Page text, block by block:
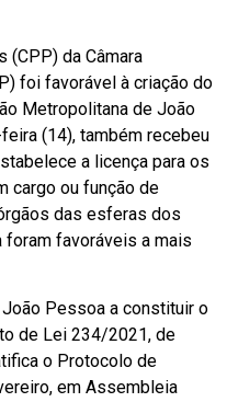
da Câmara
foi favorável à criação do
Metropolitana de João
(14), também recebeu
a licença para os
cargo ou função de
das esferas dos
foram favoráveis a mais
Pessoa a constituir o
de Lei 234/2021, de
o Protocolo de
em Assembleia